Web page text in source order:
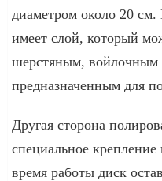
диаметром около 20 см.
имеет слой, который
шерстяным, войлочным
предназначенным для
Другая сторона
специальное
время работы диск